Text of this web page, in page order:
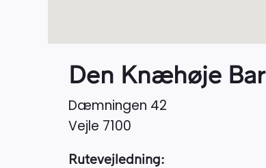
Den Knæhøje Bar
Dæmningen 42
Vejle 7100
Rutevejledning: